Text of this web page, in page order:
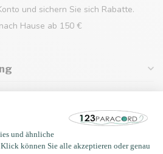
und sichern Sie sich Rabatte.
Hause ab 150 €